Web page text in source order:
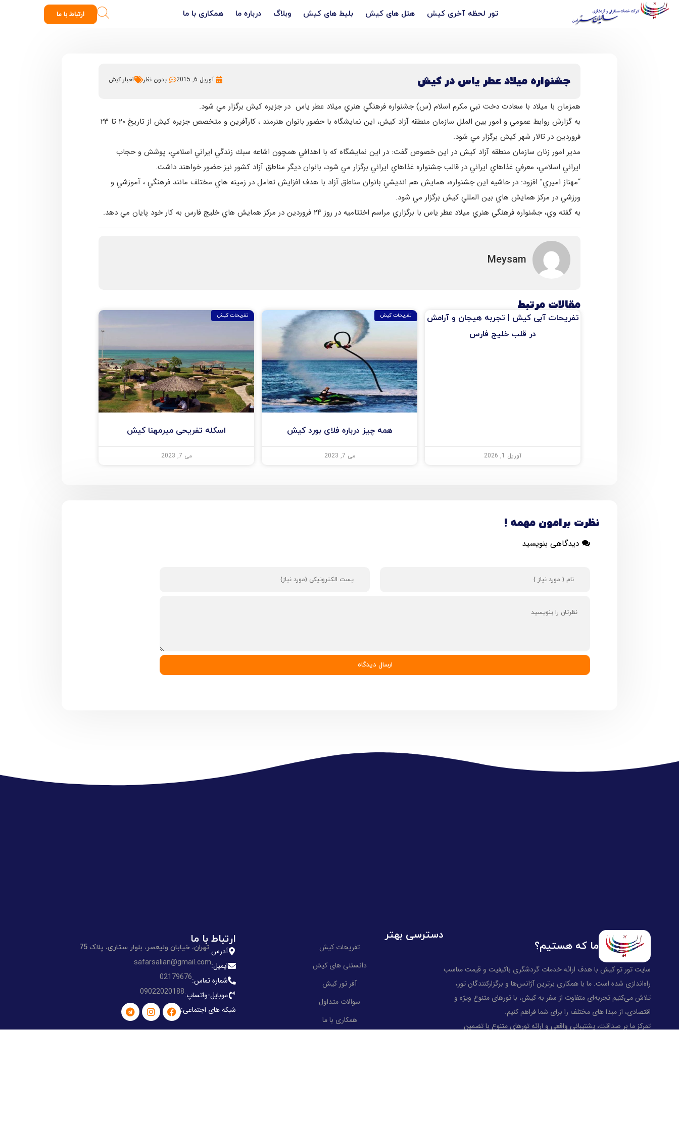
تور لحظه آخری کیش هتل های کیش بلیط های کیش وبلاگ درباره ما همکاری با ما ارتباط با ما
جشنواره ميلاد عطر ياس در كيش آوریل 6, 2015 بدون نظر اخبار کیش
همزمان با ميلاد با سعادت دخت نبي مكرم اسلام (س) جشنواره فرهنگي هنري ميلاد عطر ياس در جزيره كيش برگزار مي شود.
به گزارش روابط عمومي و امور بين الملل سازمان منطقه آزاد كيش، اين نمايشگاه با حضور بانوان هنرمند ، كارآفرين و متخصص جزيره كيش از تاريخ ۲۰ تا ۲۳
فروردين در تالار شهر كيش برگزار مي شود.
مدير امور زنان سازمان منطقه آزاد كيش در اين خصوص گفت: در اين نمايشگاه كه با اهدافي همچون اشاعه سبك زندگي ايراني اسلامي، پوشش و حجاب
ايراني اسلامي، معرفي غذاهاي ايراني در قالب جشنواره غذاهاي ايراني برگزار مي شود، بانوان ديگر مناطق آزاد كشور نيز حضور خواهند داشت.
“مهناز اميري” افزود: در حاشيه اين جشنواره، همايش هم انديشي بانوان مناطق آزاد با هدف افزايش تعامل در زمينه هاي مختلف مانند فرهنگي ، آموزشي و
ورزشي در مركز همايش هاي بين المللي كيش برگزار مي شود.
به گفته وي، جشنواره فرهنگي هنري ميلاد عطر ياس با برگزاري مراسم اختتاميه در روز ۲۴ فروردين در مركز همايش هاي خليج فارس به كار خود پايان مي دهد.
Meysam
مقالات مرتبط
تفریحات آبی کیش | تجربه هیجان و آرامش
در قلب خلیج فارس
آوریل 1, 2026
تفریحات کیش
همه چیز درباره فلای بورد کیش
می 7, 2023
تفریحات کیش
اسکله تفریحی میرمهنا کیش
می 7, 2023
نظرت برامون مهمه !
دیدگاهی بنویسید
ما که هستیم؟
سایت تور تو کیش با هدف ارائه خدمات گردشگری باکیفیت و قیمت مناسب
راه‌اندازی شده است. ما با همکاری برترین آژانس‌ها و برگزارکنندگان تور،
تلاش می‌کنیم تجربه‌ای متفاوت از سفر به کیش، با تورهای متنوع ویژه و
اقتصادی، از مبدا های مختلف را برای شما فراهم کنیم.
تمرکز ما بر صداقت، پشتیبانی واقعی و ارائه تورهای متنوع با تضمین
دسترسی بهتر
تفریحات کیش
دانستنی های کیش
آفر تور کیش
سوالات متداول
همکاری با ما
ارتباط با ما
آدرس:تهران، خیابان ولیعصر، بلوار ستاری، پلاک 75
ایمیل:safarsalian@gmail.com
شماره تماس:02179676
موبایل-واتساپ:09022020188
شبکه های اجتماعی: